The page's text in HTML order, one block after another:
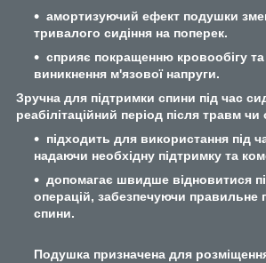
амортизуючий ефект подушки
тривалого сидіння на поперек.
сприяє покращенню кровообігу
виникнення м'язової напруги.
Зручна для підтримки спини під час
реабілітаційний період після травм чи
підходить для використання під
надаючи необхідну підтримку та
допомагає швидше відновитися
операцій, забезпечуючи правильне
спини.
Подушка призначена для